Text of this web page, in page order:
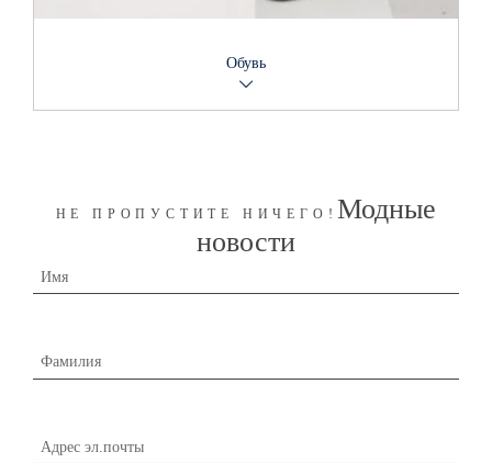
Обувь
НЕ ПРОПУСТИТЕ НИЧЕГО!Модные
новости
Имя
Фамилия
Адрес эл.почты